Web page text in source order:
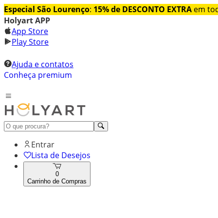
Especial São Lourenço: 15% de DESCONTO EXTRA em
Holyart APP
App Store
Play Store
Ajuda e contatos
Conheça premium
Entrar
Lista de Desejos
0
Carrinho de Compras